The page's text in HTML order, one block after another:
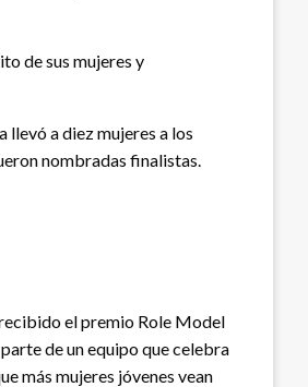
de sus mujeres y
llevó a diez mujeres a los
nombradas finalistas.
el premio Role Model
de un equipo que celebra
más mujeres jóvenes vean